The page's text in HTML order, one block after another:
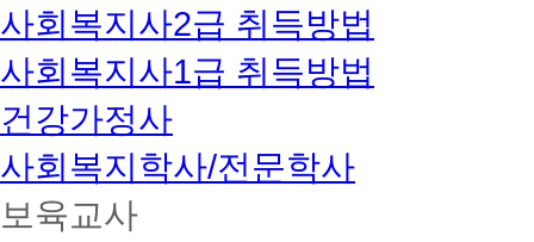
사회복지사2급 취득방법
사회복지사1급 취득방법
건강가정사
사회복지학사/전문학사
보육교사